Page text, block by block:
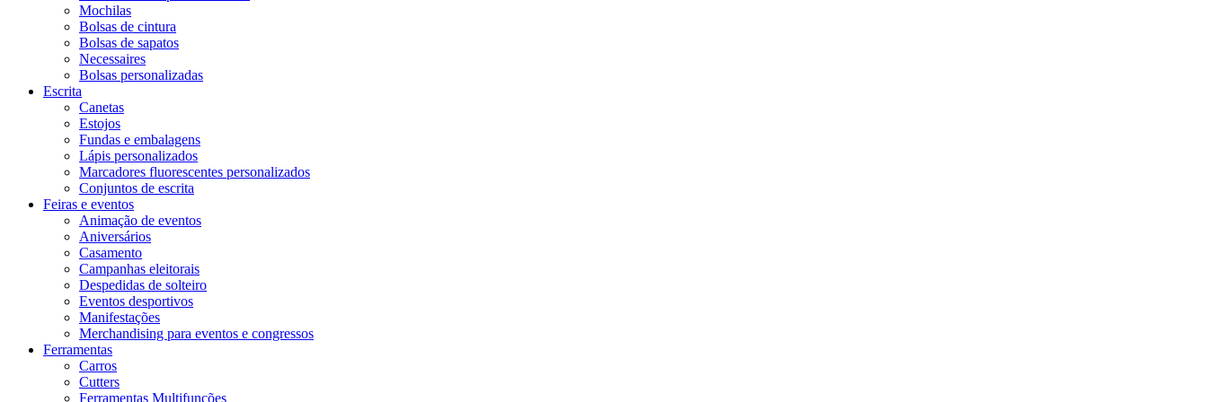
Mochilas
Bolsas de cintura
Bolsas de sapatos
Necessaires
Bolsas personalizadas
Escrita
Canetas
Estojos
Fundas e embalagens
Lápis personalizados
Marcadores fluorescentes personalizados
Conjuntos de escrita
Feiras e eventos
Animação de eventos
Aniversários
Casamento
Campanhas eleitorais
Despedidas de solteiro
Eventos desportivos
Manifestações
Merchandising para eventos e congressos
Ferramentas
Carros
Cutters
Ferramentas Multifunções